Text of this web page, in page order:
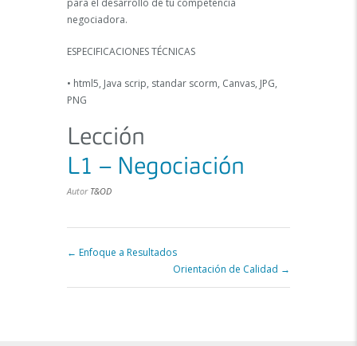
negociadora.
ESPECIFICACIONES TÉCNICAS
• html5, Java scrip, standar scorm, Canvas, JPG,
PNG
Lección
L1 – Negociación
Autor T&OD
Enfoque a Resultados
Orientación de Calidad